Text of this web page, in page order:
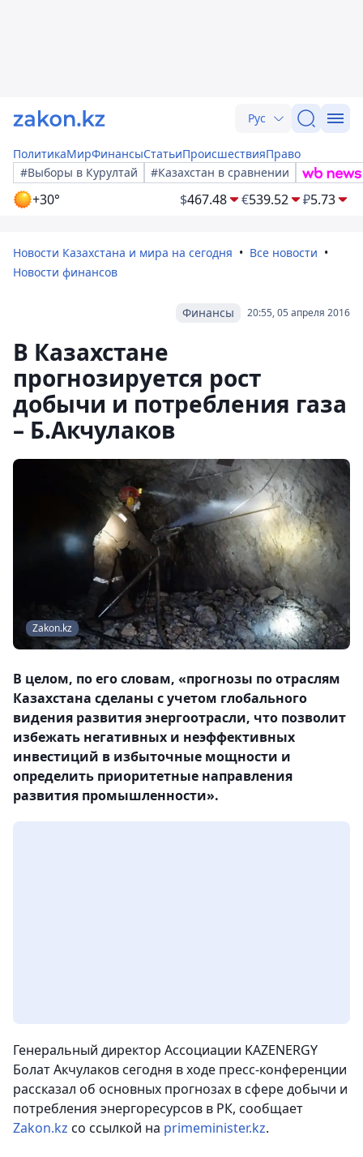
Рус
ПолитикаМирФинансыСтатьиПроисшествияПраво
#Выборы в Курултай
#Казахстан в сравнении
+30° $467.48 €539.52 ₽5.73
Новости Казахстана и мира на сегодня
Все новости
Новости финансов
20:55, 05 апреля 2016
Финансы
В Казахстане
прогнозируется рост
добычи и потребления газа
– Б.Акчулаков
Zakon.kz
В целом, по его словам, «прогнозы по отраслям
Казахстана сделаны с учетом глобального
видения развития энергоотрасли, что позволит
избежать негативных и неэффективных
инвестиций в избыточные мощности и
определить приоритетные направления
развития промышленности».
Генеральный директор Ассоциации KAZENERGY
Болат Акчулаков сегодня в ходе пресс-конференции
рассказал об основных прогнозах в сфере добычи и
потребления энергоресурсов в РК, сообщает
Zakon.kz со ссылкой на primeminister.kz.